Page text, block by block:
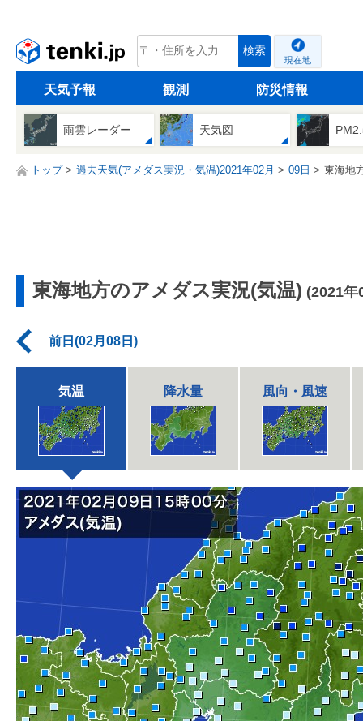
tenki.jp 検索
現在地
天気予報 観測 防災情報
雨雲レーダー 天気図
トップ 過去天気(アメダス実況・気温)2021年02月 09日 東海地
東海地方のアメダス実況(気温) (2021年
前日(02月08日)
気温 降水量 風向・風速